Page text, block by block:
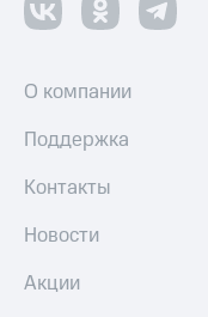
О компании
Поддержка
Контакты
Новости
Акции